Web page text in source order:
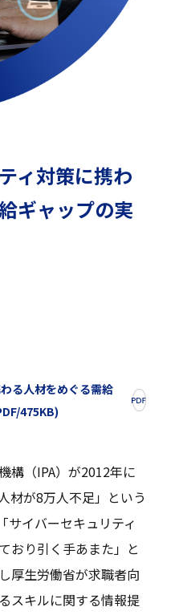
ィ対策に携わ
ギャップの実
る人材をめぐる需給
475KB)
構（IPA）が2012年に
材が8万人不足」という
サイバーセキュリティ
おり引く手あまた」と
厚生労働省が求職者向
スキルに関する情報提